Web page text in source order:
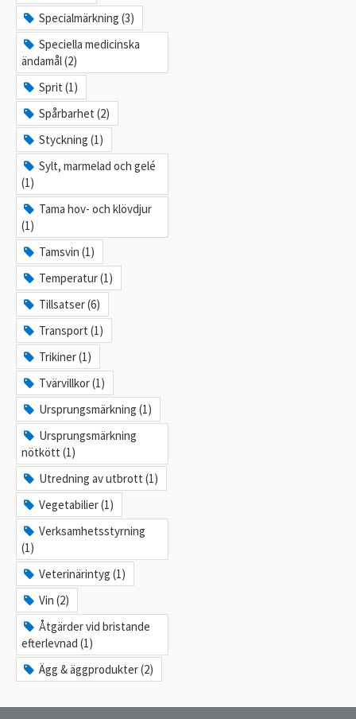
Specialmärkning (3)
Speciella medicinska
ändamål (2)
Sprit (1)
Spårbarhet (2)
Styckning (1)
Sylt, marmelad och gelé
(1)
Tama hov- och klövdjur
(1)
Tamsvin (1)
Temperatur (1)
Tillsatser (6)
Transport (1)
Trikiner (1)
Tvärvillkor (1)
Ursprungsmärkning (1)
Ursprungsmärkning
nötkött (1)
Utredning av utbrott (1)
Vegetabilier (1)
Verksamhetsstyrning
(1)
Veterinärintyg (1)
Vin (2)
Åtgärder vid bristande
efterlevnad (1)
Ägg & äggprodukter (2)